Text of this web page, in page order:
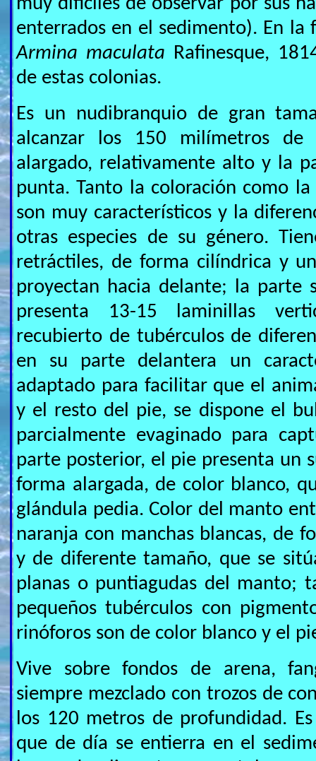
enterrados en el sedimento). En la
Armina maculata Rafinesque,
de estas colonias.
Es un nudibranquio de gran
alcanzar los 150 milímetros de
alargado, relativamente alto y la
punta. Tanto la coloración como
son muy característicos y la
otras especies de su género.
retráctiles, de forma cilíndrica y
proyectan hacia delante; la parte
presenta 13-15 laminillas
recubierto de tubérculos de
en su parte delantera un
adaptado para facilitar que el
y el resto del pie, se dispone el
parcialmente evaginado para
parte posterior, el pie presenta un
forma alargada, de color blanco,
glándula pedia. Color del manto
naranja con manchas blancas, de
y de diferente tamaño, que se
planas o puntiagudas del manto;
pequeños tubérculos con
rinóforos son de color blanco y el
Vive sobre fondos de arena,
siempre mezclado con trozos de
los 120 metros de profundidad.
que de día se entierra en el